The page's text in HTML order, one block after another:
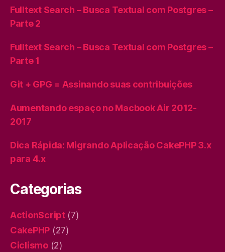
Fulltext Search – Busca Textual com Postgres –
Parte 2
Fulltext Search – Busca Textual com Postgres –
Parte 1
Git + GPG = Assinando suas contribuições
Aumentando espaço no Macbook Air 2012-
2017
Dica Rápida: Migrando Aplicação CakePHP 3.x
para 4.x
Categorias
ActionScript(7)
CakePHP (27)
Ciclismo(2)